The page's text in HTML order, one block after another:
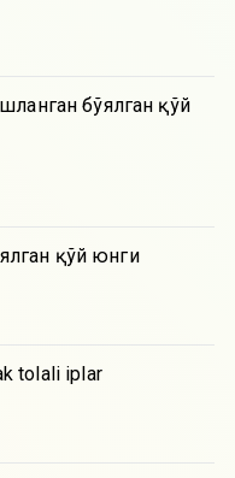
бўялган қўй
қўй юнги
tolali iplar